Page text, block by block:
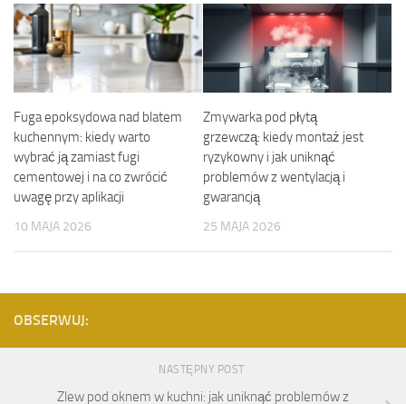
Fuga epoksydowa nad blatem
kuchennym: kiedy warto
wybrać ją zamiast fugi
cementowej i na co zwrócić
uwagę przy aplikacji
10 MAJA 2026
Zmywarka pod płytą
grzewczą: kiedy montaż jest
ryzykowny i jak uniknąć
problemów z wentylacją i
gwarancją
25 MAJA 2026
OBSERWUJ:
NASTĘPNY POST
Zlew pod oknem w kuchni: jak uniknąć problemów z